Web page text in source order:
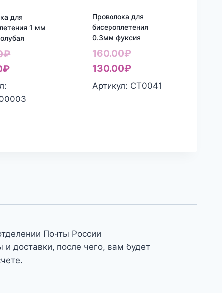
для
1 мм
₽Первоначальная
190.00₽.
₽Текущая
150.00₽.
Проволока для
бисероплетения
0.3мм фуксия
160.00₽Первоначальная
цена
составляла
130.00₽Текущая
цена:
Артикул: СТ0041
Почты России
доставки, после чего, вам будет